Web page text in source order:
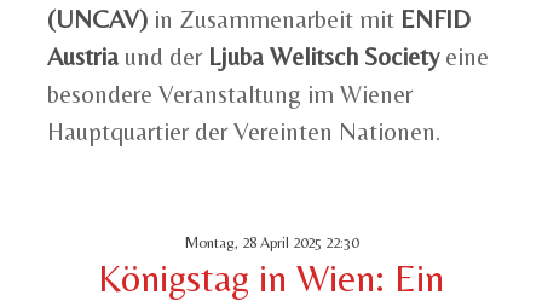
(UNCAV) in Zusammenarbeit mit ENFID
Austria und der Ljuba Welitsch Societyeine
besondere Veranstaltung im Wiener
Hauptquartier der Vereinten Nationen.
Montag, 28 April 2025 22:30
Königstag in Wien: Ein